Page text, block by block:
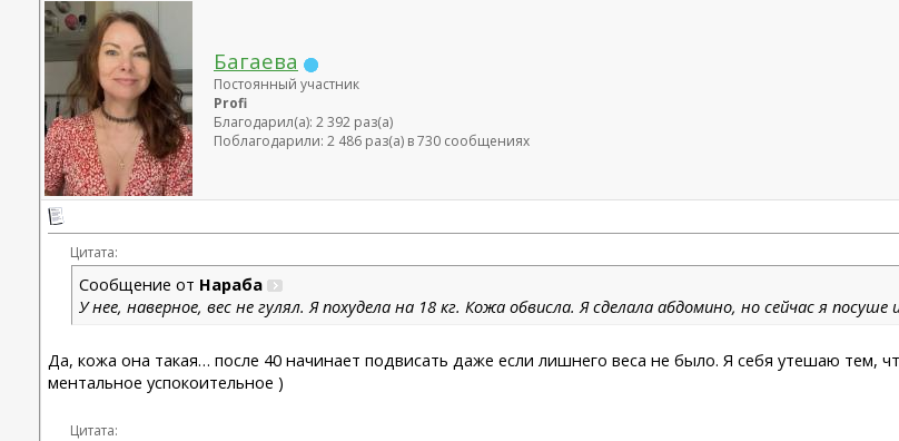
Багаева
Постоянный участник
Profi
Благодарил(а): 2 392 раз(а)
Поблагодарили: 2 486 раз(а) в 730 сообщениях
Цитата:
Сообщение от Нараба
У нее, наверное, вес не гулял. Я похудела на 18 кг. Кожа обвисла. Я сделала абдомино, но сейчас я
Да, кожа она такая… после 40 начинает подвисать даже если лишнего веса не было. Я себя утешаю тем,
ментальное успокоительное )
Цитата: